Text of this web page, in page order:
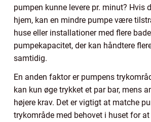
pumpen kunne levere pr. minut? Hvis
hjem, kan en mindre pumpe være
huse eller installationer med flere
pumpekapacitet, der kan håndtere
samtidig.
En anden faktor er pumpens
kan kun øge trykket et par bar, mens
højere krav. Det er vigtigt at matche
trykområde med behovet i huset for